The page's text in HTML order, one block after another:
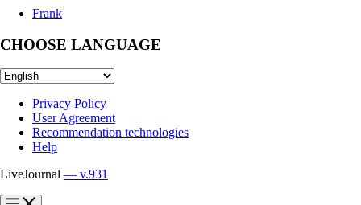
Frank
CHOOSE LANGUAGE
Privacy Policy
User Agreement
Recommendation technologies
Help
LiveJournal — v.931
?
?